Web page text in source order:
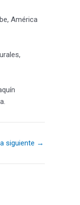
América
siguiente →